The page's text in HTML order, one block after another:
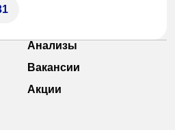
Анализы
Вакансии
Акции